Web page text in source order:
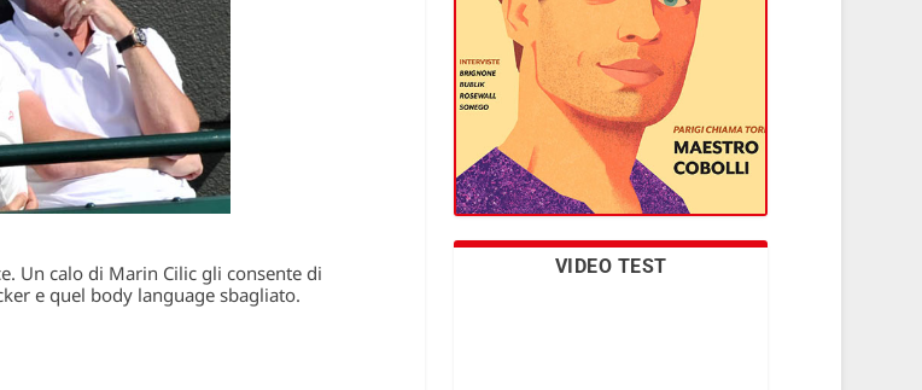
Un calo di Marin Cilic gli consente di
e quel body language sbagliato.
VIDEO TEST